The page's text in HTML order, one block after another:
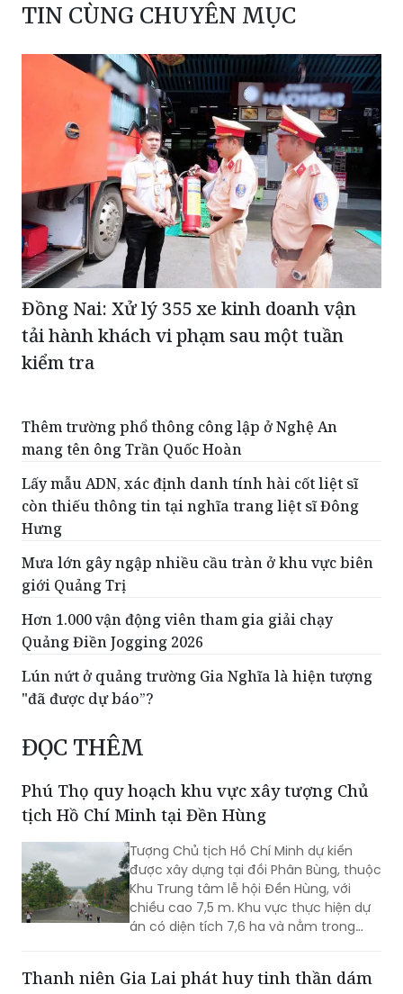
TIN CÙNG CHUYÊN MỤC
Đồng Nai: Xử lý 355 xe kinh doanh vận
tải hành khách vi phạm sau một tuần
kiểm tra
Thêm trường phổ thông công lập ở Nghệ An
mang tên ông Trần Quốc Hoàn
Lấy mẫu ADN, xác định danh tính hài cốt liệt sĩ
còn thiếu thông tin tại nghĩa trang liệt sĩ Đông
Hưng
Mưa lớn gây ngập nhiều cầu tràn ở khu vực biên
giới Quảng Trị
Hơn 1.000 vận động viên tham gia giải chạy
Quảng Điền Jogging 2026
Lún nứt ở quảng trường Gia Nghĩa là hiện tượng
"đã được dự báo”?
ĐỌC THÊM
Phú Thọ quy hoạch khu vực xây tượng Chủ
tịch Hồ Chí Minh tại Đền Hùng
Tượng Chủ tịch Hồ Chí Minh dự kiến
được xây dựng tại đồi Phân Bùng, thuộc
Khu Trung tâm lễ hội Đền Hùng, với
chiều cao 7,5 m. Khu vực thực hiện dự
án có diện tích 7,6 ha và nằm trong
Thanh niên Gia Lai phát huy tinh thần dám